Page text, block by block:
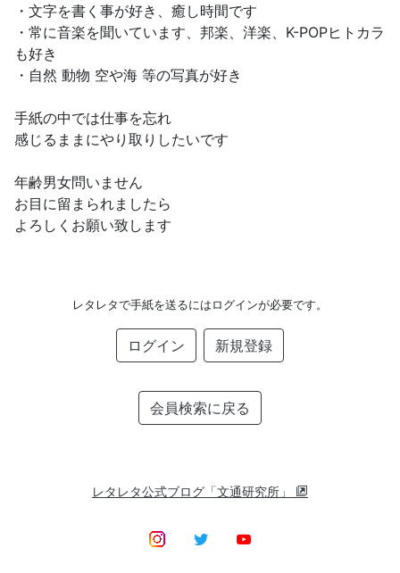
・文字を書く事が好き、癒し時間です
・常に音楽を聞いています、邦楽、洋楽、K-POPヒトカラ
も好き
・自然 動物 空や海 等の写真が好き
手紙の中では仕事を忘れ
感じるままにやり取りしたいです
年齢男女問いません
お目に留まられましたら
よろしくお願い致します
レタレタで手紙を送るにはログインが必要です。
ログイン 新規登録
会員検索に戻る
レタレタ公式ブログ「文通研究所」